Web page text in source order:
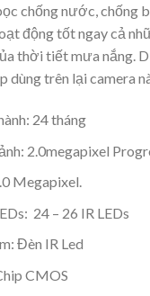
chống nước, chống
động tốt ngay cả
thời tiết mưa nắng.
dùng trên lại camera
24 tháng
2.0megapixel
Megapixel.
24 – 26 IR LEDs
Đèn IR Led
CMOS